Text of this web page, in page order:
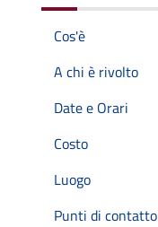
Cos'è
A chi è rivolto
Date e Orari
Costo
Luogo
Punti di contatto